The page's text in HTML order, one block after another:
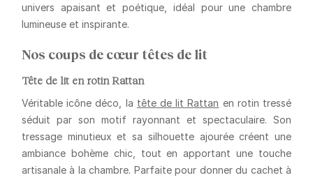
univers apaisant et poétique, idéal pour une chambre
lumineuse et inspirante.
Nos coups de cœur têtes de lit
Tête de lit en rotin Rattan
Véritable icône déco, la tête de lit Rattan en rotin tressé
séduit par son motif rayonnant et spectaculaire. Son
tressage minutieux et sa silhouette ajourée créent une
ambiance bohème chic, tout en apportant une touche
artisanale à la chambre. Parfaite pour donner du cachet à